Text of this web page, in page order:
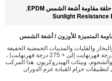
,
Sunlight Resistance
والقليات والمذيبات الحمضية الخفيفة
والأكسجينية والأوزون وأشعة الشمس (-40 درجة فهرنهايت إلى + 275 درجة فهرنهايت) ،
وبيئات الهيدروكربون. هذا المركب
حزام القيادة عزم الدوران